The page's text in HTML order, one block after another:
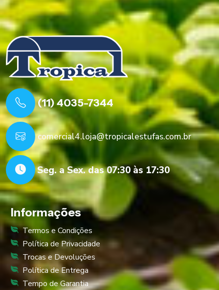
(11) 4035-7344
comercial4.loja@tropicalestufas.com.br
Seg. a Sex. das 07:30 às 17:30
Informações
Termos e Condições
Política de Privacidade
Trocas e Devoluções
Política de Entrega
Tempo de Garantia